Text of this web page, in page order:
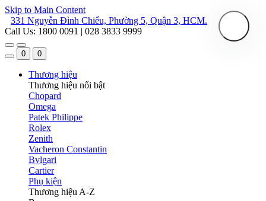
Skip to Main Content
331 Nguyễn Đình Chiểu, Phường 5, Quận 3, HCM.
Call Us: 1800 0091 | 028 3833 9999
0 0
Thương hiệu
Thương hiệu nổi bật
Chopard
Omega
Patek Philippe
Rolex
Zenith
Vacheron Constantin
Bvlgari
Cartier
Phụ kiện
Thương hiệu A-Z